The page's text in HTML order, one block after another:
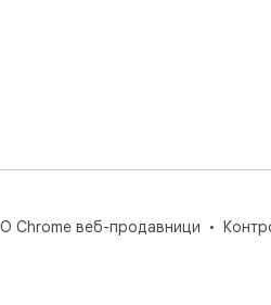
О Chrome веб-продавници